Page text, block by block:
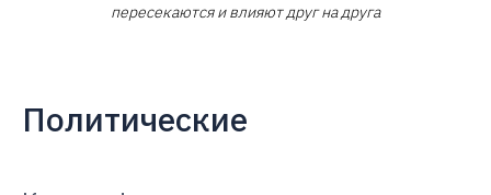
пересекаются и влияют друг на друга
Политические